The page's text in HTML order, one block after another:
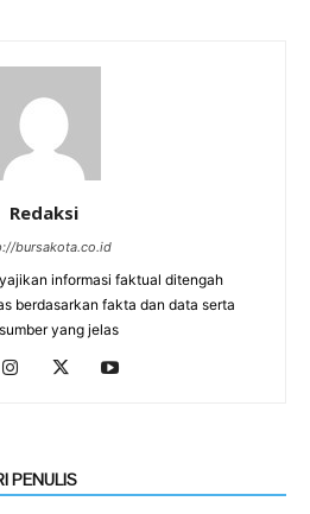
Redaksi
bursakota.co.id
informasi faktual ditengah
berdasarkan fakta dan data serta
yang jelas
PENULIS